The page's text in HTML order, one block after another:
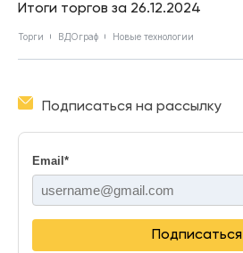
Итоги торгов за 26.12.2024
Торги ВДОграф Новые технологии
Подписаться на рассылку
Email *
Подписаться